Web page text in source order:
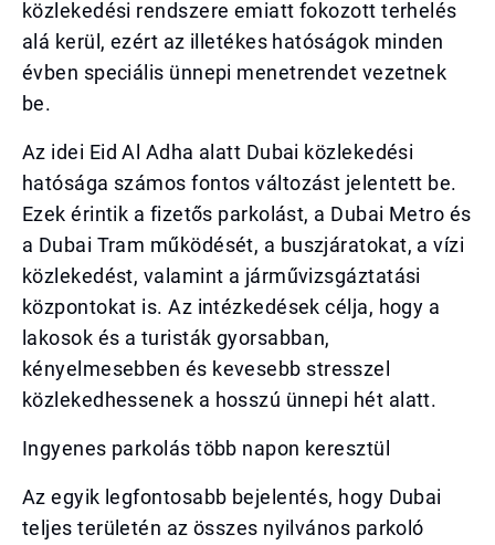
közlekedési rendszere emiatt fokozott terhelés
alá kerül, ezért az illetékes hatóságok minden
évben speciális ünnepi menetrendet vezetnek
be.
Az idei Eid Al Adha alatt Dubai közlekedési
hatósága számos fontos változást jelentett be.
Ezek érintik a fizetős parkolást, a Dubai Metro és
a Dubai Tram működését, a buszjáratokat, a vízi
közlekedést, valamint a járművizsgáztatási
központokat is. Az intézkedések célja, hogy a
lakosok és a turisták gyorsabban,
kényelmesebben és kevesebb stresszel
közlekedhessenek a hosszú ünnepi hét alatt.
Ingyenes parkolás több napon keresztül
Az egyik legfontosabb bejelentés, hogy Dubai
teljes területén az összes nyilvános parkoló